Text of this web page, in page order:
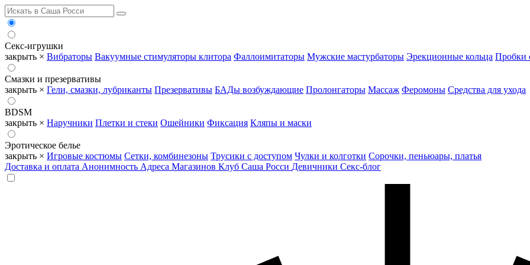
Секс-игрушки
закрыть × Вибраторы Вакуумные стимуляторы клитора Фаллоимитаторы Мужские мастурбаторы Эрекционные кольца Пробки
Смазки и презервативы
закрыть × Гели, смазки, лубриканты Презервативы БАДы возбуждающие Пролонгаторы Массаж Феромоны Средства для ухода
BDSM
закрыть × Наручники Плетки и стеки Ошейники Фиксация Кляпы и маски
Эротическое белье
закрыть × Игровые костюмы Сетки, комбинезоны Трусики с доступом Чулки и колготки Сорочки, пеньюары, платья
Доставка и оплата Анонимность Адреса Магазинов Клуб Саша Росси Девичники Секс-блог